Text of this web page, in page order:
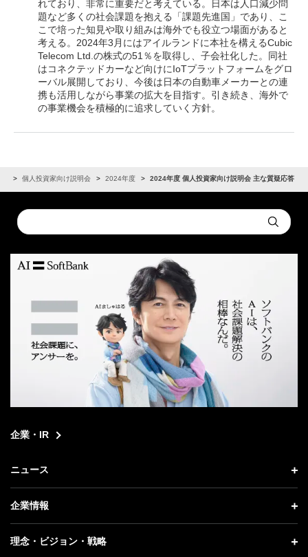
れており、非常に重要だと考えている。日本は人口減少問
題など多くの社会課題を抱える「課題先進国」であり、こ
こで培った知見や取り組みは海外でも役立つ場面があると
考える。2024年3月にはアイルランドに本社を構えるCubic
Telecom Ltd.の株式の51％を取得し、子会社化した。同社
はコネクテッドカーなど向けにIoTプラットフォームをグロ
ーバル展開しており、今後は日本の自動車メーカーとの連
携も活用しながら事業の拡大を目指す。引き続き、海外で
の事業機会を積極的に追求していく方針。
個人投資家向け説明会 2024年度 2024年度 個人投資家向け説明会 主な質疑応答
Conduct
a
Submit
企業・IR
ニュース
ニュース トップ
プレスリリース
企業情報
企業情報 トップ
理念・ビジョン・戦略